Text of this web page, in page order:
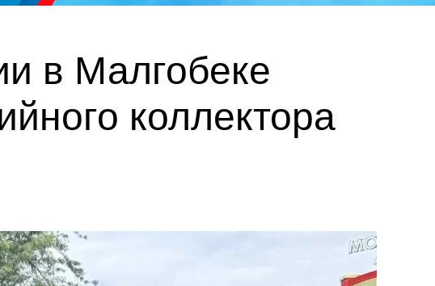
в Малгобеке
коллектора